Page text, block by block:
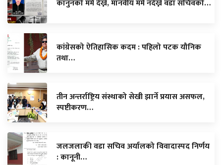
कानुनको मर्म देख्ने, मानवीय मर्म नदेख्ने वडा सचिवको…
कांग्रेसको ऐतिहासिक कदम : पहिलो पटक यौनिक
तथा…
तीन अन्तर्राष्ट्रिय संस्थाको सेखी झार्ने प्रयास असफल,
स्पष्टीकरण…
जलजलाकी वडा सचिव अर्यालको विवादास्पद निर्णय
: कानूनी…